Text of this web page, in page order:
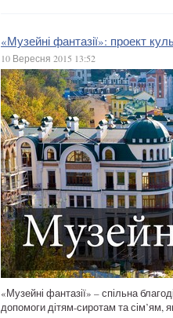
«Музейні фантазії»: проект
10 Вересня 2015 13:52
«Музейні фантазії» – спільна
допомоги дітям-сиротам та сім’ям,